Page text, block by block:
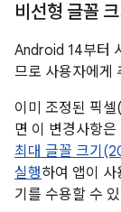
비선형 글꼴
Android 14부터
므로 사용자에게
이미 조정된 픽
면 이 변경사항
최대 글꼴 크기
실행하여 앱이
기를 수용할 수